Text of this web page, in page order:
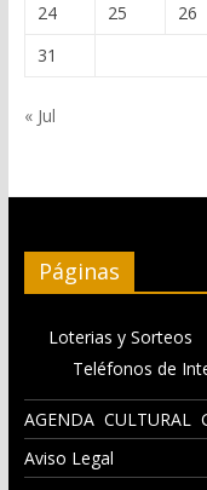
24
25 26
31
« Jul
Páginas
Loterias y Sorteos
Teléfonos de
AGENDA CULTURAL
Aviso Legal